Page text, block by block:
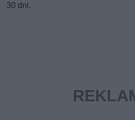
30 dni.